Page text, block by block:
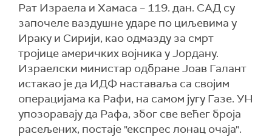
Рат Израела и Хамаса – 119. дан. САД су
започеле ваздушне ударе по циљевима у
Ираку и Сирији, као одмазду за смрт
тројице америчких војника у Јордану.
Израелски министар одбране Јоав Галант
истакао је да ИДФ наставаља са својим
операцијама ка Рафи, на самом југу Газе. УН
упозоравају да Рафа, због све већег броја
расељених, постаје "експрес лонац очаја".